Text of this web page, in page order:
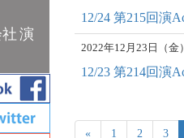
演
12/24 第215回演
2022年12月23日（金）
12/23 第214回演
« 1 2 3